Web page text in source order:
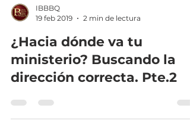
IBBBQ
19 feb 2019
2 min de lectura
¿Hacia dónde va tu
ministerio? Buscando la
dirección correcta. Pte.2